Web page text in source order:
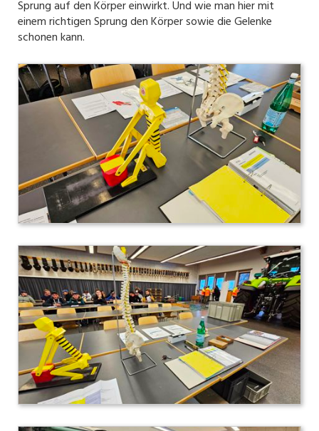
Sprung auf den Körper einwirkt. Und wie man hier mit
einem richtigen Sprung den Körper sowie die Gelenke
schonen kann.